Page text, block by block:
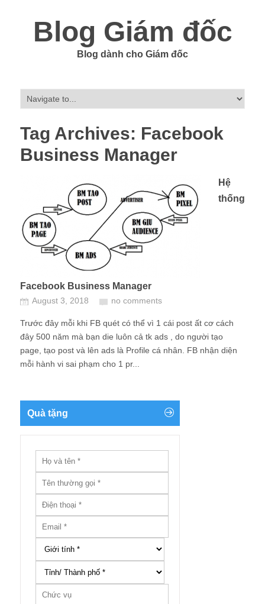
Blog Giám đốc
Blog dành cho Giám đốc
Tag Archives: Facebook
Business Manager
Hệ
thống
Facebook Business Manager
August 3, 2018 no comments
Trước đây mỗi khi FB quét có thể vì 1 cái post ất cơ cách
đây 500 năm mà bạn die luôn cả tk ads , do người tạo
page, tạo post và lên ads là Profile cá nhân. FB nhận diện
mỗi hành vi sai phạm cho 1 pr...
Quà tặng